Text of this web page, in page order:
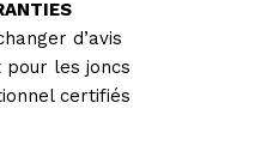
d’avis
les joncs
certifiés